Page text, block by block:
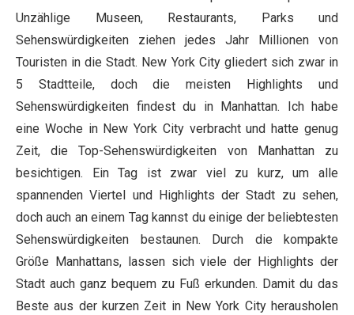
Unzählige Museen, Restaurants, Parks und
Sehenswürdigkeiten ziehen jedes Jahr Millionen von
Touristen in die Stadt. New York City gliedert sich zwar in
5 Stadtteile, doch die meisten Highlights und
Sehenswürdigkeiten findest du in Manhattan. Ich habe
eine Woche in New York City verbracht und hatte genug
Zeit, die Top-Sehenswürdigkeiten von Manhattan zu
besichtigen. Ein Tag ist zwar viel zu kurz, um alle
spannenden Viertel und Highlights der Stadt zu sehen,
doch auch an einem Tag kannst du einige der beliebtesten
Sehenswürdigkeiten bestaunen. Durch die kompakte
Größe Manhattans, lassen sich viele der Highlights der
Stadt auch ganz bequem zu Fuß erkunden. Damit du das
Beste aus der kurzen Zeit in New York City herausholen